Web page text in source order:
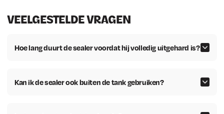
VEELGESTELDE VRAGEN
Hoe lang duurt de sealer voordat hij volledig uitgehard is?
Kan ik de sealer ook buiten de tank gebruiken?